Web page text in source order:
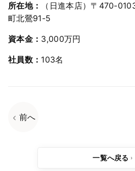
所在地：
（日進本店）〒470-
町北鶯91-5
資本金： 3,000万円
社員数： 103名
前へ
一覧へ戻る